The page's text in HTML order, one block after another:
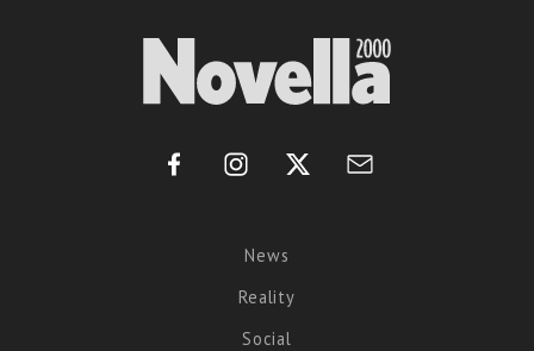
News
Reality
Social